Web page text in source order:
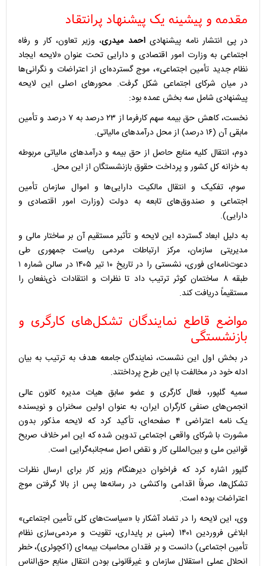
مقدمه و پیشینه یک پیشنهاد پرانتقاد
در پی انتشار نامه پیشنهادیاحمد میدری، وزیر تعاون، کار و رفاه
اجتماعی به وزارت امور اقتصادی و دارایی تحت عنوان «لایحه ایجاد
نظام جدید تأمین اجتماعی»، موج گسترده‌ای از اعتراضات و نگرانی‌ها
در میان شرکای اجتماعی شکل گرفت. محورهای اصلی این لایحه
پیشنهادی شامل سه بخش عمده بود:
نخست، کاهش حق بیمه سهم کارفرما از ۲۳ درصد به ۷ درصد و تأمین
مابقی آن (۱۶ درصد) از محل درآمدهای مالیاتی.
دوم، انتقال کلیه منابع حاصل از حق بیمه و درآمدهای مالیاتی مربوطه
به خزانه کل کشور وپرداخت حقوق بازنشستگان از این محل.
سوم، تفکیک و انتقال مالکیت دارایی‌ها و اموال سازمان تأمین
اجتماعی و صندوق‌های تابعه به دولت (وزارت امور اقتصادی و
دارایی).
به دلیل ابعاد گسترده این لایحه و تأثیر مستقیم آن بر ساختار مالی و
مدیریتی سازمان، مرکز ارتباطات مردمی ریاست جمهوری طی
دعوت‌نامه‌ای فوری، نشستی را در تاریخ ۱۰ تیر ۱۴۰۵ در سالن شماره ۱
طبقه ۸ ساختمان کوثر ترتیب داد تا نظرات و انتقادات ذی‌نفعان را
مستقیماً دریافت کند.
مواضع قاطع نمایندگان تشکل‌های کارگری و
بازنشستگی
در بخش اول این نشست، نمایندگان جامعه هدف به ترتیب به بیان
ادله خود در مخالفت با این طرح پرداختند.
سمیه گلپور، فعال کارگری و عضو سابق هیات مدیره کانون عالی
انجمن‌های صنفی کارگران ایران، به عنوان اولین سخنران و نویسنده
یک نامه اعتراضی ۴ صفحه‌ای، تأکید کرد که لایحه مذکور بدون
مشورت با شرکای واقعی اجتماعی تدوین شده که این امر خلاف صریح
قوانین ملی و بین‌المللی کار و نقض اصل سه‌جانبه‌گرایی است.
گلپور اشاره کرد که فراخوان دیرهنگام وزیر کار برای ارسال نظرات
تشکل‌ها، صرفاً اقدامی واکنشی در رسانه‌ها پس از بالا گرفتن موج
اعتراضات بوده است.
وی، این لایحه را در تضاد آشکار با «سیاست‌های کلی تأمین اجتماعی»
ابلاغی فروردین ۱۴۰۱ (مبنی بر پایداری، تقویت و مردمی‌سازی نظام
تأمین اجتماعی) دانست و بر فقدان محاسبات بیمه‌ای (اکچوئری)، خطر
انحلال عملی استقلال سازمان و غیرقانونی بودن انتقال منابع حق‌الناس